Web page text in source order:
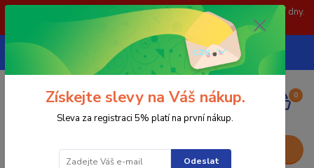
POZOR: 31.7 , 3.8 a 5.8- zavřeno. objednávky odešleme následující dny.
Děkujeme za pochopení.
CZK
739252246
(Po-Pá, 8-15 hod.)
0
0,00 Kč
Získejte slevy na Váš nákup.
Sleva za registraci 5% platí na první nákup.
Odeslat